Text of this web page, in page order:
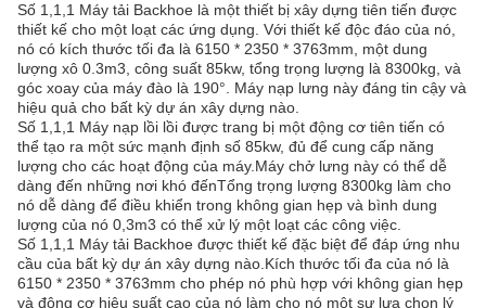
Số 1,1,1 Máy tải Backhoe là một thiết bị xây dựng tiên tiến được
thiết kế cho một loạt các ứng dụng. Với thiết kế độc đáo của nó,
nó có kích thước tối đa là 6150 * 2350 * 3763mm, một dung
lượng xô 0.3m3, công suất 85kw, tổng trọng lượng là 8300kg, và
góc xoay của máy đào là 190°. Máy nạp lưng này đáng tin cậy và
hiệu quả cho bất kỳ dự án xây dựng nào.
Số 1,1,1 Máy nạp lồi lồi được trang bị một động cơ tiên tiến có
thể tạo ra một sức mạnh định số 85kw, đủ để cung cấp năng
lượng cho các hoạt động của máy.Máy chở lưng này có thể dễ
dàng đến những nơi khó đếnTổng trọng lượng 8300kg làm cho
nó dễ dàng để điều khiển trong không gian hẹp và bình dung
lượng của nó 0,3m3 có thể xử lý một loạt các công việc.
Số 1,1,1 Máy tải Backhoe được thiết kế đặc biệt để đáp ứng nhu
cầu của bất kỳ dự án xây dựng nào.Kích thước tối đa của nó là
6150 * 2350 * 3763mm cho phép nó phù hợp với không gian hẹp
và động cơ hiệu suất cao của nó làm cho nó một sự lựa chọn lý